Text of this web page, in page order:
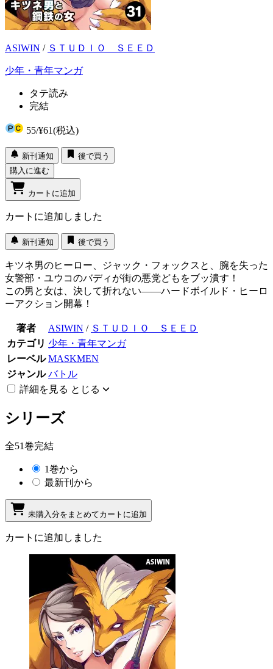
ASIWIN / ＳＴＵＤＩＯ ＳＥＥＤ
少年・青年マンガ
タテ読み
完結
55/¥61(税込)
新刊通知
後で買う
購入に進む
カートに追加
カートに追加しました
新刊通知 後で買う
キツネ男のヒーロー、ジャック・フォックスと、腕を失った
女警部・ユウコのバディが街の悪党どもをブッ潰す！
この男と女は、決して折れない――ハードボイルド・ヒーロ
ーアクション開幕！
著者 ASIWIN / ＳＴＵＤＩＯ ＳＥＥＤ
カテゴリ 少年・青年マンガ
レーベル MASKMEN
ジャンル バトル
詳細を見る とじる
シリーズ
全51巻完結
1巻から
最新刊から
未購入分をまとめてカートに追加
カートに追加しました